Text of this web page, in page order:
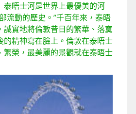
泰晤士河是世界上最優美的河
流動的歷史。”千百年來，泰晤
誠實地將倫敦昔日的繁華、落寞
的精神寫在臉上。倫敦在泰晤士
繁榮，最美麗的景觀就在泰晤士